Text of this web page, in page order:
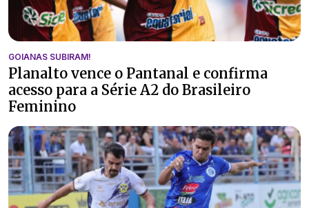
GOIANAS SUBIRAM!
Planalto vence o Pantanal e confirma
acesso para a Série A2 do Brasileiro
Feminino